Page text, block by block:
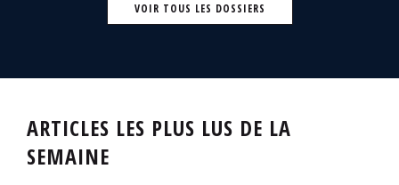
VOIR TOUS LES DOSSIERS
ARTICLES LES PLUS LUS DE LA
SEMAINE